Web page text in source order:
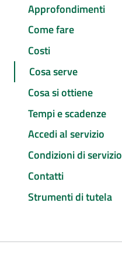
Approfondimenti
Come fare
Costi
Cosa serve
Cosa si ottiene
Tempi e scadenze
Accedi al servizio
Condizioni di servizio
Contatti
Strumenti di tutela